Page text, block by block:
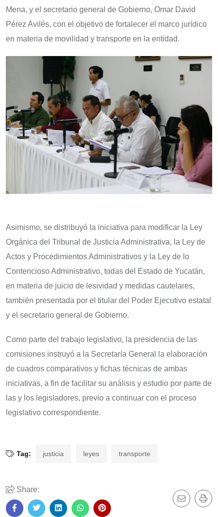
Mena, y el secretario general de Gobierno, Omar David
Pérez Avilés, con el objetivo de fortalecer el marco jurídico
en materia de movilidad y transporte en la entidad.
Asimismo, se distribuyó la iniciativa para modificar la Ley
Orgánica del Tribunal de Justicia Administrativa, la Ley de
Actos y Procedimientos Administrativos y la Ley de lo
Contencioso Administrativo, todas del Estado de Yucatán,
en materia de juicio de lesividad y medidas cautelares,
también presentada por el titular del Poder Ejecutivo estatal
y el secretario general de Gobierno.
Como parte del trabajo legislativo, la presidencia de las
comisiones instruyó a la Secretaría General la elaboración
de cuadros comparativos y fichas técnicas de ambas
iniciativas, a fin de facilitar su análisis y estudio por parte de
las y los legisladores, previo a continuar con el proceso
legislativo correspondiente.
Tag: justicia leyes transporte
Share: